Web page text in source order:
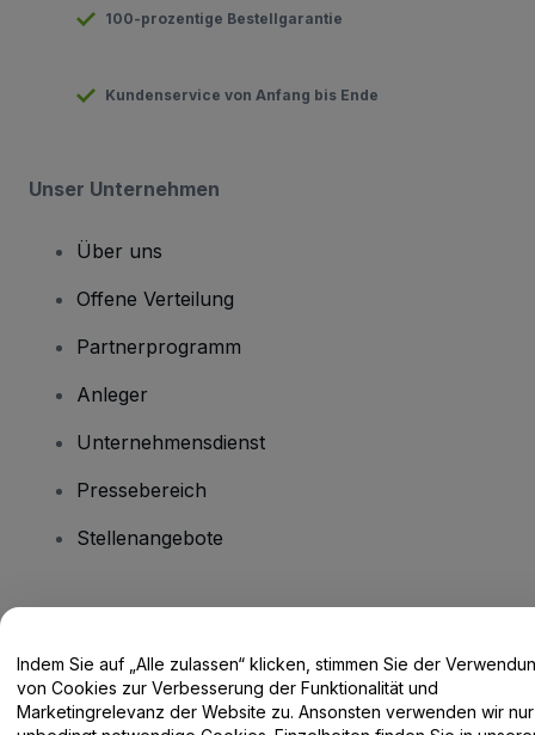
100-prozentige Bestellgarantie
Kundenservice von Anfang bis Ende
Unser Unternehmen
Über uns
Offene Verteilung
Partnerprogramm
Anleger
Unternehmensdienst
Pressebereich
Stellenangebote
Hilfe-Center / Kontakt
Indem Sie auf „Alle zulassen“ klicken, stimmen Sie der
von Cookies zur Verbesserung der Funktionalität und
Marketingrelevanz der Website zu. Ansonsten verwenden wir nur